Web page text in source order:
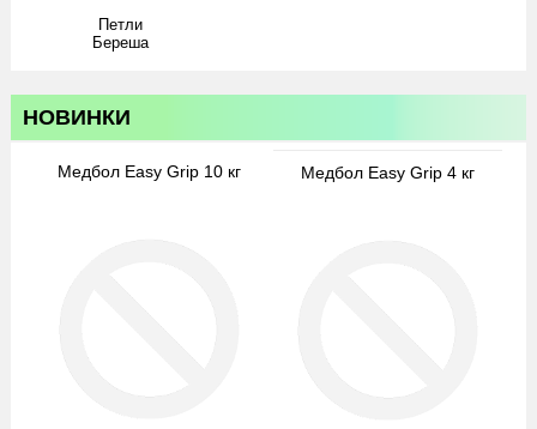
Петли
Береша
НОВИНКИ
Медбол Easy Grip 10 кг Медбол Easy Grip 4 кг